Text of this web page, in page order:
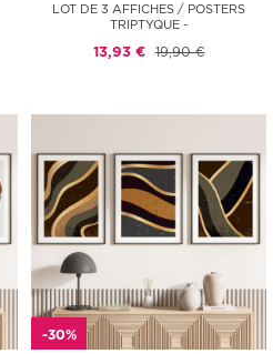
LOT DE 3 AFFICHES / POSTERS
TRIPTYQUE -
13,93 € 19,90 €
-30%